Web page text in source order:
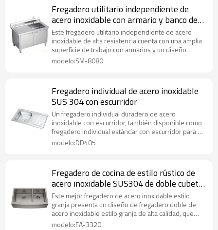
instalación es flexible y su mantenimiento es
sencillo.
Fregadero utilitario independiente de
acero inoxidable con armario y banco de
trabajo - Fregadero de cocina/garaje de
alta resistencia
Este fregadero utilitario independiente de acero
inoxidable de alta resistencia cuenta con una amplia
superficie de trabajo con armarios y un diseño
comercial duradero, perfecto para su uso en cocinas,
modelo:SM-8080
Fregadero individual de acero inoxidable
SUS 304 con escurridor
Un fregadero individual duradero de acero
inoxidable con escurridor, también disponible como
fregadero individual estándar con escurridor para un
uso eficiente en la cocina.
modelo:DD405
Fregadero de cocina de estilo rústico de
acero inoxidable SUS304 de doble cubeta,
calibre 16
Este mejor fregadero de acero inoxidable estilo
granja presenta un diseño de fregadero doble de
acero inoxidable estilo granja de alta calidad, que
combina estética con practicidad, lo que lo convierte
modelo:FA-3320